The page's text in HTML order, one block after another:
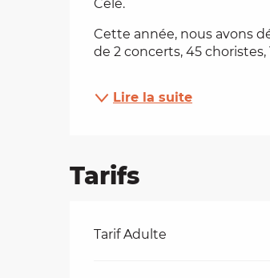
Célé.
Cette année, nous avons
de 2 concerts, 45 choristes,
Lire la suite
Tarifs
Tarifs 2026
Tarif Adulte